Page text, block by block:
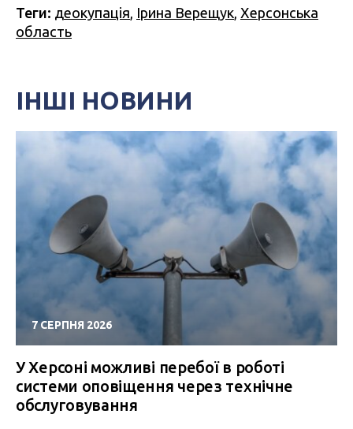
Теги: деокупація, Ірина Верещук, Херсонська
область
ІНШІ НОВИНИ
7 СЕРПНЯ 2026
У Херсоні можливі перебої в роботі
системи оповіщення через технічне
обслуговування